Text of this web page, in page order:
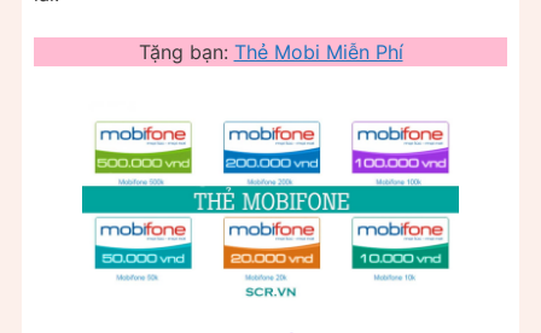
Tặng bạn: Thẻ Mobi Miễn Phí